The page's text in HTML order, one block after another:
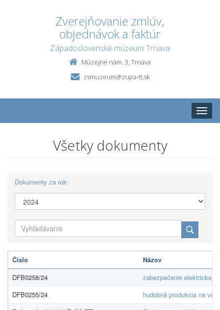
Zverejňovanie zmlúv,
objednávok a faktúr
Západoslovenské múzeum Trnava
Múzejné nám. 3, Trnava
zsmuzeum@zupa-tt.sk
Toggle
Všetky dokumenty
Dokumenty za rok:
Číslo
Názov
DFB0258/24
zabezpečenie elektrickej
DFB0255/24
hudobná produkcia na